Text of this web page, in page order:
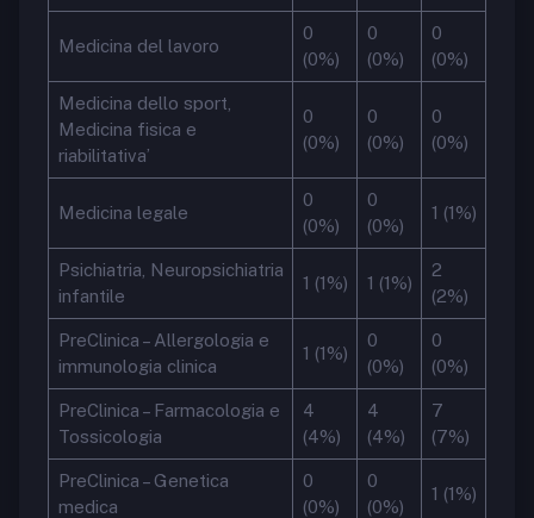
Medicina del lavoro
0
(0%)
0
(0%)
0
(0%)
Medicina dello sport,
Medicina fisica e
riabilitativa’
0
(0%)
0
(0%)
0
(0%)
Medicina legale
0
(0%)
0
(0%)
1 (1%)
Psichiatria, Neuropsichiatria
infantile
1 (1%) 1 (1%)
2
(2%)
PreClinica – Allergologia e
immunologia clinica
1 (1%)
0
(0%)
0
(0%)
PreClinica – Farmacologia e
Tossicologia
4
(4%)
4
(4%)
7
(7%)
PreClinica – Genetica
medica
0
(0%)
0
(0%)
1 (1%)